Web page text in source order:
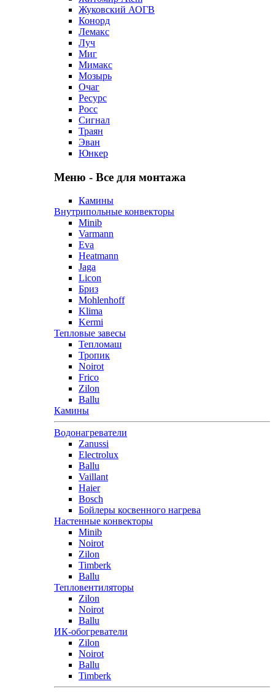
Жуковский АОГВ
Конорд
Лемакс
Луч
Миг
Мимакс
Мозырь
Очаг
Ресурс
Росс
Сигнал
Траян
Эван
Юнкер
Меню - Все для монтажа
Камины
Внутрипольные конвекторы
Minib
Varmann
Eva
Heatmann
Jaga
Licon
Бриз
Mohlenhoff
Klima
Kermi
Тепловые завесы
Тепломаш
Тропик
Noirot
Frico
Zilon
Ballu
Камины
Водонагреватели
Zanussi
Electrolux
Ballu
Vaillant
Haier
Bosch
Бойлеры косвенного нагрева
Настенные конвекторы
Minib
Noirot
Zilon
Timberk
Ballu
Тепловентиляторы
Zilon
Noirot
Ballu
ИК-обогреватели
Zilon
Noirot
Ballu
Timberk